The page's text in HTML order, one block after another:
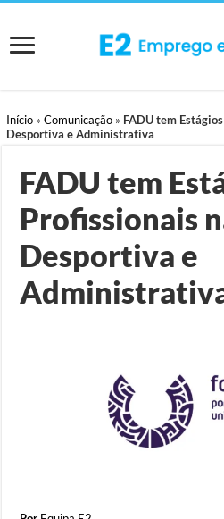
Início »Comunicação » FADU tem
Desportiva e Administrativa
FADU tem
Profissionais
Desportiva e